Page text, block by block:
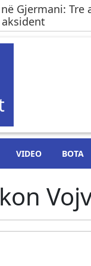
Gjermani:
VIDEO BOTA